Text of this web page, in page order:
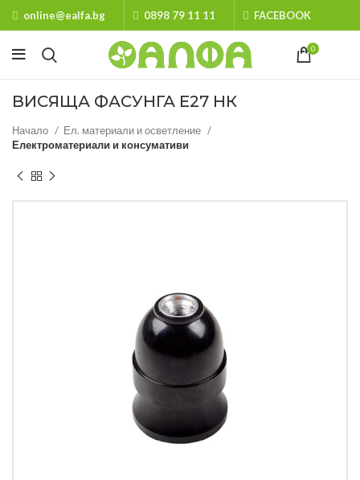
online@ealfa.bg 0898 79 11 11 FACEBOOK
0
ВИСЯЩА ФАСУНГА Е27 НК
Начало
Ел. материали и осветление
Електроматериали и консумативи